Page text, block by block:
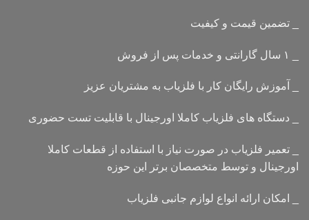
_ تضمین قیمت و کیفیت
_ آموزش رایگان کار با فلزیاب به مشتریان عزیز
_ دستگاه های فلزیاب کاملا اورجینال با قابلیت تست حضوری
_ تعمیر فلزیاب در صورت نیاز با استفاده از قطعات کاملا
اورجینال و توسط متخصصان برتر این حوزه
_ امکان ارائه انواع لوازم جانبی فلزیاب